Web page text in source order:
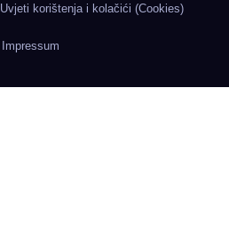
Uvjeti korištenja i kolačići (Cookies)
Impressum